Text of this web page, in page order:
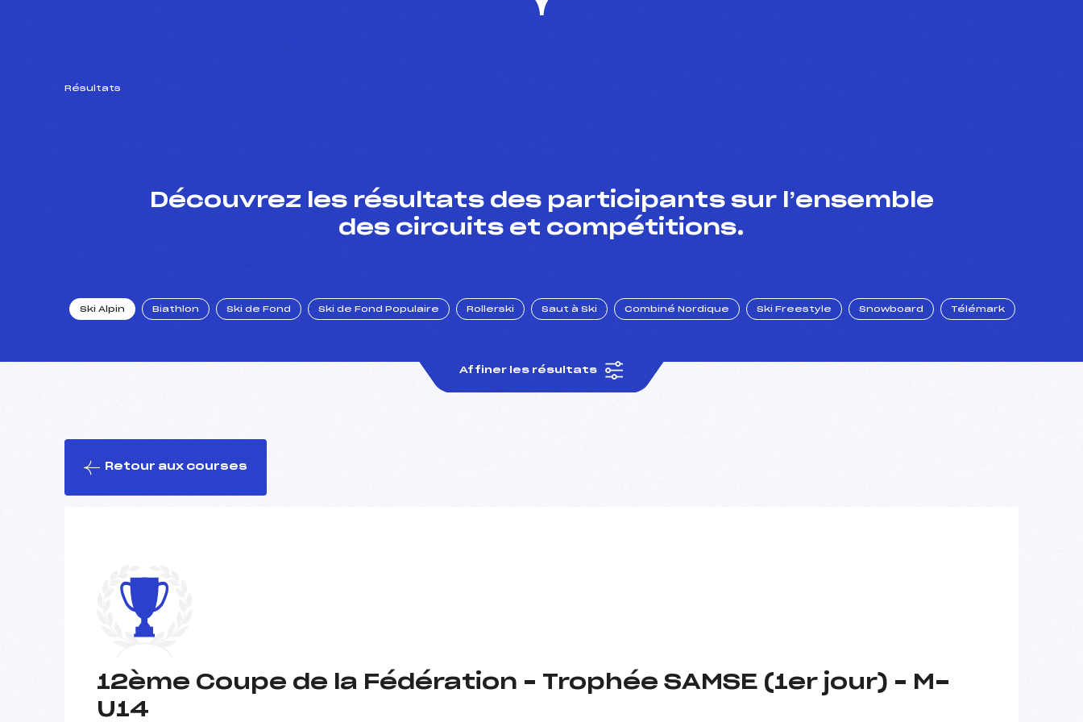
Résultats
Découvrez les résultats des participants sur l’ensemble
des circuits et compétitions.
Ski Alpin Biathlon Ski de Fond Ski de Fond Populaire Rollerski Saut à Ski Combiné Nordique Ski Freestyle Snowboard Télémark
Affiner les résultats
Retour aux courses
12ème Coupe de la Fédération – Trophée SAMSE (1er jour) – M-
U14